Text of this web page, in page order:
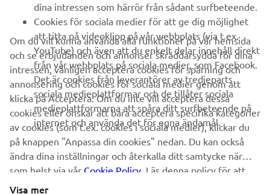
Bli först att ta del av de senaste erbjudandena, evenemangen,
nyheterna och mycket mer
PRENUMERERA
Läs vår integritetspolicy för att ta reda på hur vi behandlar dina
personuppgifter:
Integritetspolicy
Sweden (Swedish)
dina intressen som härrör från sådant surfbeteende.
Cookies för sociala medier för att ge dig möjlighet
att titta på videoklipp på vår webbplats (via t.ex.
YouTube) och även att du enkelt delar innehåll direkt
från vår webbplats på sociala medier, som Facebook.
Det är cookies från leverantörer av tredjeparts
sociala medieplattformar och de tillåter sociala
medieplattformarna att spåra ditt surfbeteende på
internet och använda det för egna ändamål.
Om du vill kunna använda alla funktioner på vår hemsida
och se erbjudanden och annonser skräddarsydda för dina
intressen, vänligen acceptera cookies för spårning och
annonsering och cookies för sociala medier genom att
klicka på Acceptera. Om du inte vill acceptera dessa
cookies eller önskar att bara acceptera specifika kategorier
av cookies (som t.ex. cookies i sociala medier), klickar du
på knappen "Anpassa din cookies" nedan. Du kan också
ändra dina inställningar och återkalla ditt samtycke när
som helst via vår Cookie Policy . Läs denna policy för att
lära dig mer om de cookies vi använder och hur
Visa mer